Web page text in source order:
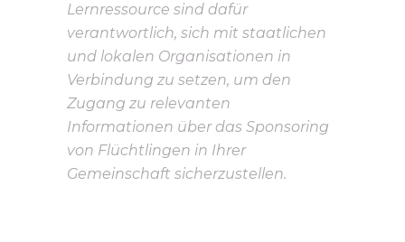
Lernressource sind dafür
verantwortlich, sich mit staatlichen
und lokalen Organisationen in
Verbindung zu setzen, um den
Zugang zu relevanten
Informationen über das Sponsoring
von Flüchtlingen in Ihrer
Gemeinschaft sicherzustellen.